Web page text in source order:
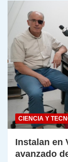
CIENCIA Y
Instalan en
avanzado